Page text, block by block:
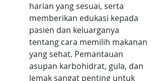
harian yang sesuai, serta
memberikan edukasi kepada
pasien dan keluarganya
tentang cara memilih makanan
yang sehat. Pemantauan
asupan karbohidrat, gula, dan
lemak sangat penting untuk